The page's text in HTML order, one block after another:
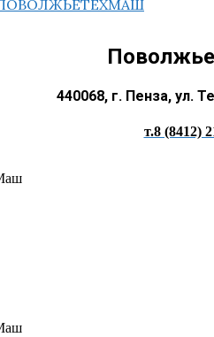
440068, г. Пенза, ул.
т.8 (8412)